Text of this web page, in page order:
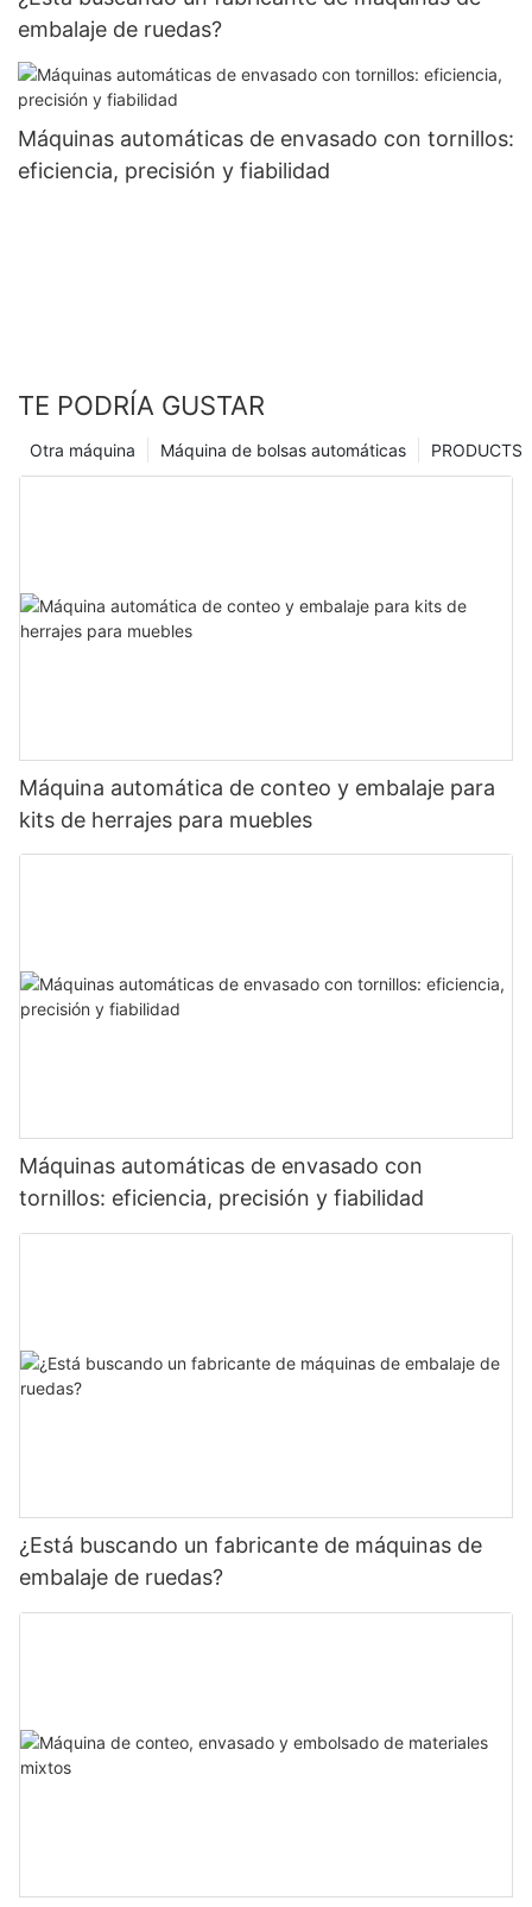
embalaje de ruedas?
Máquinas automáticas de envasado con tornillos:
eficiencia, precisión y fiabilidad
TE PODRÍA GUSTAR
PRODUCTS
Máquina de bolsas automáticas
Otra máquina
Máquina automática de conteo y embalaje para
kits de herrajes para muebles
Máquinas automáticas de envasado con
tornillos: eficiencia, precisión y fiabilidad
¿Está buscando un fabricante de máquinas de
embalaje de ruedas?